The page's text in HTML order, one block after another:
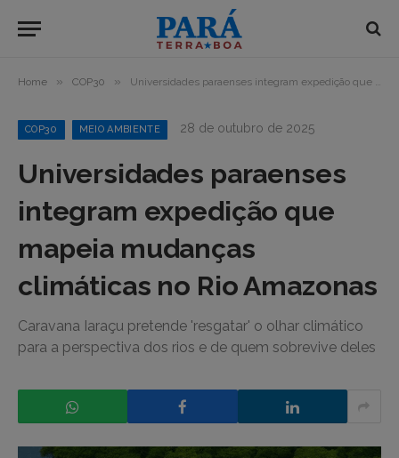
Home » COP30 » Universidades paraenses integram expedição que mapeia mudanças climáticas no Rio Amazonas
COP30 MEIO AMBIENTE 28 de outubro de 2025
Universidades paraenses
integram expedição que
mapeia mudanças
climáticas no Rio Amazonas
Caravana Iaraçu pretende 'resgatar' o olhar climático
para a perspectiva dos rios e de quem sobrevive deles